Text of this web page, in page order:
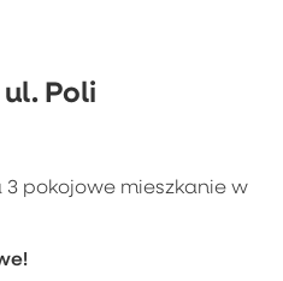
Poli
pokojowe mieszkanie w